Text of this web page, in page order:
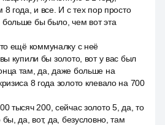
8 года, и все. И с тех пор просто
больше бы было, чем вот эта
ещё коммуналку с неё
купили бы золото, вот у вас был
там, да, даже больше на
8 года золото клевало на 700
тысяч 200, сейчас золото 5, да, то
да, вот, да, безусловно, там